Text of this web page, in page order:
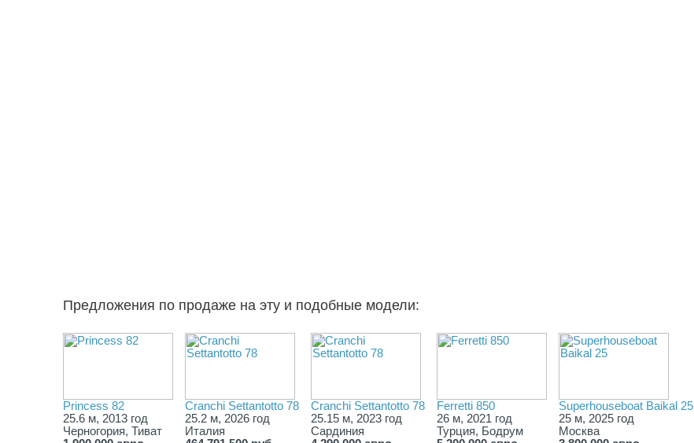
Предложения по продаже на эту и подобные модели:
Princess 82
25.6 м, 2013 год
Черногория, Тиват
Cranchi Settantotto 78
25.2 м, 2026 год
Италия
Cranchi Settantotto 78
25.15 м, 2023 год
Сардиния
Ferretti 850
26 м, 2021 год
Турция, Бодрум
Superhouseboat Baikal 25
25 м, 2025 год
Москва